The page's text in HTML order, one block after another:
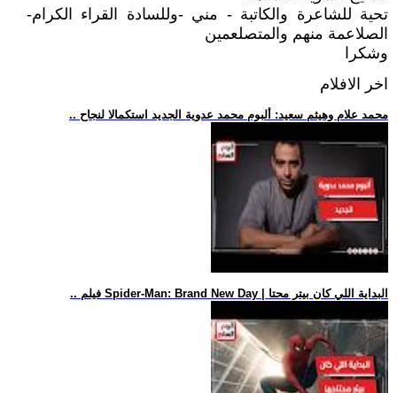
تحية للشاعرة والكاتبة - مني -وللسادة القراء الكرام-
الصلاعمة منهم والمتصلعمين
وشكرا
اخر الافلام
.. محمد علام وهيثم سعيد: ألبوم محمد عدوية الجديد استكمالا لنجاح
.. فيلم Spider-Man: Brand New Day | البداية اللي كان بيتر محتا